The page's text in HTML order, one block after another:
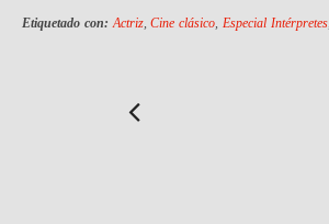
Etiquetado con: Actriz,Cine clásico Especial Intérpretes,